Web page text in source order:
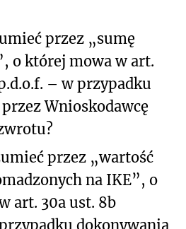
przez „sumę
o której mowa w art.
– w przypadku
Wnioskodawcę
przez „wartość
na IKE”, o
art. 30a ust. 8b
dokonywania